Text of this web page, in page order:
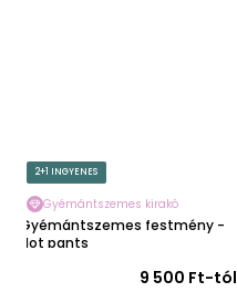
2+1 INGYENES
Gyémántszemes kirakó
Gyémántszemes festmény -
Hot pants
9 500 Ft-tól